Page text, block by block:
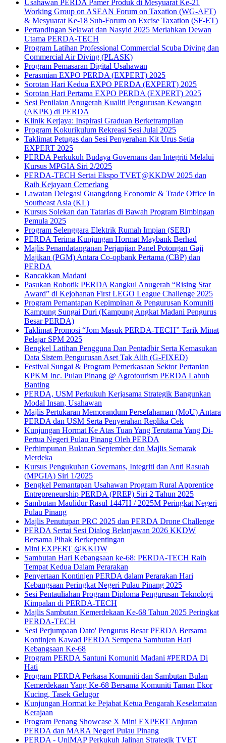
Usahawan PERDA Pamer Produk di Mesyuarat Ke-21
Working Group on ASEAN Forum on Taxation (WG-AFT)
& Mesyuarat Ke-18 Sub-Forum on Excise Taxation (SF-ET)
Pertandingan Selawat dan Nasyid 2025 Meriahkan Dewan
Utama PERDA-TECH
Program Latihan Professional Commercial Scuba Diving dan
Commercial Air Diving (PLASK)
Program Pemasaran Digital Usahawan
Perasmian EXPO PERDA (EXPERT) 2025
Sorotan Hari Kedua EXPO PERDA (EXPERT) 2025
Sorotan Hari Pertama EXPO PERDA (EXPERT) 2025
Sesi Penilaian Anugerah Kualiti Pengurusan Kewangan
(AKPK) di PERDA
Klinik Kerjaya: Inspirasi Graduan Berketrampilan
Program Kokurikulum Rekreasi Sesi Julai 2025
Taklimat Petugas dan Sesi Penyerahan Kit Urus Setia
EXPERT 2025
PERDA Perkukuh Budaya Governans dan Integriti Melalui
Kursus MPGIA Siri 2/2025
PERDA-TECH Sertai Ekspo TVET@KKDW 2025 dan
Raih Kejayaan Cemerlang
Lawatan Delegasi Guangdong Economic & Trade Office In
Southeast Asia (KL)
Kursus Solekan dan Tatarias di Bawah Program Bimbingan
Pemula 2025
Program Selenggara Elektrik Rumah Impian (SERI)
PERDA Terima Kunjungan Hormat Maybank Berhad
Majlis Penandatanganan Perjanjian Panel Potongan Gaji
Majikan (PGM) Antara Co-opbank Pertama (CBP) dan
PERDA
Rancakkan Madani
Pasukan Robotik PERDA Rangkul Anugerah “Rising Star
Award” di Kejohanan First LEGO League Challenge 2025
Program Pemantapan Kepimpinan & Pengurusan Komuniti
Kampung Sungai Duri (Kampung Angkat Madani Pengurus
Besar PERDA)
Taklimat Promosi “Jom Masuk PERDA-TECH” Tarik Minat
Pelajar SPM 2025
Bengkel Latihan Pengguna Dan Pentadbir Serta Kemasukan
Data Sistem Pengurusan Aset Tak Alih (G-FIXED)
Festival Sungai & Program Pemerkasaan Sektor Pertanian
KPKM Inc. Pulau Pinang @ Agrotourism PERDA Labuh
Banting
PERDA, USM Perkukuh Kerjasama Strategik Bangunkan
Modal Insan, Usahawan
Majlis Pertukaran Memorandum Persefahaman (MoU) Antara
PERDA dan USM Serta Penyerahan Replika Cek
Kunjungan Hormat Ke Atas Tuan Yang Terutama Yang Di-
Pertua Negeri Pulau Pinang Oleh PERDA
Perhimpunan Bulanan September dan Majlis Semarak
Merdeka
Kursus Pengukuhan Governans, Integriti dan Anti Rasuah
(MPGIA) Siri 1/2025
Bengkel Pemantapan Usahawan Program Rural Apprentice
Entrepreneurship PERDA (PREP) Siri 2 Tahun 2025
Sambutan Maulidur Rasul 1447H / 2025M Peringkat Negeri
Pulau Pinang
Majlis Penutupan PRC 2025 dan PERDA Drone Challenge
PERDA Sertai Sesi Dialog Belanjawan 2026 KKDW
Bersama Pihak Berkepentingan
Mini EXPERT @KKDW
Sambutan Hari Kebangsaan ke-68: PERDA-TECH Raih
Tempat Kedua Dalam Perarakan
Penyertaan Kontinjen PERDA dalam Perarakan Hari
Kebangsaan Peringkat Negeri Pulau Pinang 2025
Sesi Pentauliahan Program Diploma Pengurusan Teknologi
Kimpalan di PERDA-TECH
Majlis Sambutan Kemerdekaan Ke-68 Tahun 2025 Peringkat
PERDA-TECH
Sesi Perjumpaan Dato' Pengurus Besar PERDA Bersama
Kontinjen Kawad PERDA Sempena Sambutan Hari
Kebangsaan Ke-68
Program PERDA Santuni Komuniti Madani #PERDA Di
Hati
Program PERDA Perkasa Komuniti dan Sambutan Bulan
Kemerdekaan Yang Ke-68 Bersama Komuniti Taman Ekor
Kucing, Tasek Gelugor
Kunjungan Hormat ke Pejabat Ketua Pengarah Keselamatan
Kerajaan
Program Penang Showcase X Mini EXPERT Anjuran
PERDA dan MARA Negeri Pulau Pinang
PERDA - UniMAP Perkukuh Jalinan Strategik TVET